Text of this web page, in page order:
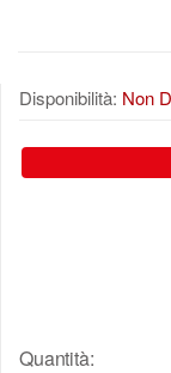
Disponibilità: Non
Quantità: